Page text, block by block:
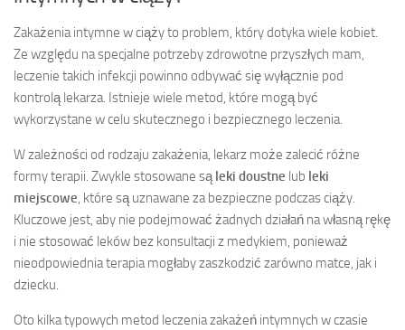
Zakażenia intymne w ciąży to problem, który dotyka wiele kobiet.
Ze względu na specjalne potrzeby zdrowotne przyszłych mam,
leczenie takich infekcji powinno odbywać się wyłącznie pod
kontrolą lekarza. Istnieje wiele metod, które mogą być
wykorzystane w celu skutecznego i bezpiecznego leczenia.
W zależności od rodzaju zakażenia, lekarz może zalecić różne
formy terapii. Zwykle stosowane sąleki doustne lub leki
miejscowe, które są uznawane za bezpieczne podczas ciąży.
Kluczowe jest, aby nie podejmować żadnych działań na własną rękę
i nie stosować leków bez konsultacji z medykiem, ponieważ
nieodpowiednia terapia mogłaby zaszkodzić zarówno matce, jak i
dziecku.
Oto kilka typowych metod leczenia zakażeń intymnych w czasie